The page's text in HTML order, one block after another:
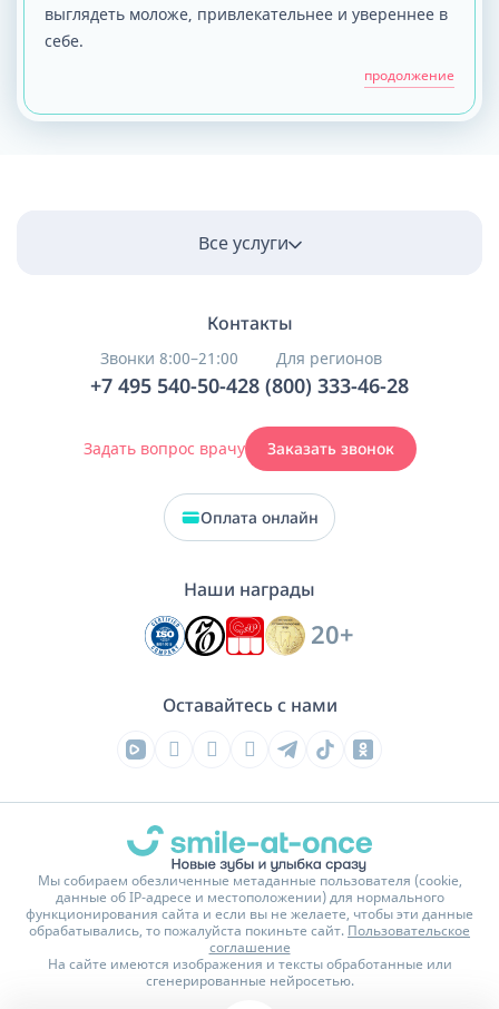
выглядеть моложе, привлекательнее и увереннее в
себе.
продолжение
Все услуги
Контакты
Звонки 8:00–21:00
+7 495 540-50-42
Для регионов
8 (800) 333-46-28
Задать вопрос врачу Заказать звонок
Оплата онлайн
Наши награды
20+
Оставайтесь с нами
Мы собираем обезличенные метаданные пользователя (cookie,
данные об IP-адресе и местоположении) для нормального
функционирования сайта и если вы не желаете, чтобы эти данные
обрабатывались, то пожалуйста покиньте сайт. Пользовательское
соглашение
На сайте имеются изображения и тексты обработанные или
сгенерированные нейросетью.